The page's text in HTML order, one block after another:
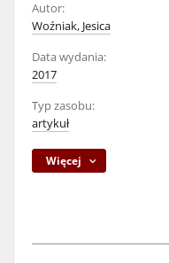
Autor:
Woźniak, Jesica
Data wydania:
2017
Typ zasobu:
artykuł
Więcej